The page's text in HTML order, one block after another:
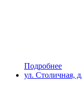
Подробнее
ул. Столичная,